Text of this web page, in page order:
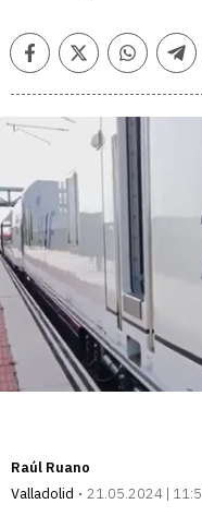
FacebookTwitter
Raúl Ruano
Valladolid
21.05.2024 |